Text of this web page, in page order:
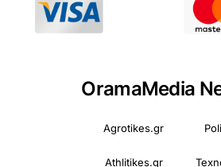
OramaMedia
Agrotikes.gr
Athlitikes.gr